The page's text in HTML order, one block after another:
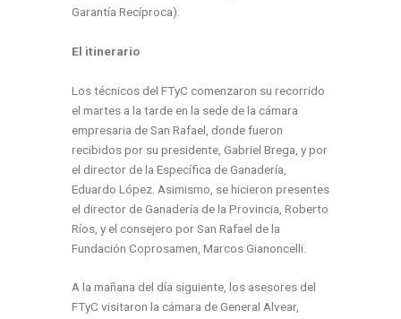
Garantía Recíproca).
El itinerario
Los técnicos del FTyC comenzaron su recorrido
el martes a la tarde en la sede de la cámara
empresaria de San Rafael, donde fueron
recibidos por su presidente, Gabriel Brega, y por
el director de la Específica de Ganadería,
Eduardo López. Asimismo, se hicieron presentes
el director de Ganadería de la Provincia, Roberto
Ríos, y el consejero por San Rafael de la
Fundación Coprosamen, Marcos Gianoncelli.
A la mañana del día siguiente, los asesores del
FTyC visitaron la cámara de General Alvear,